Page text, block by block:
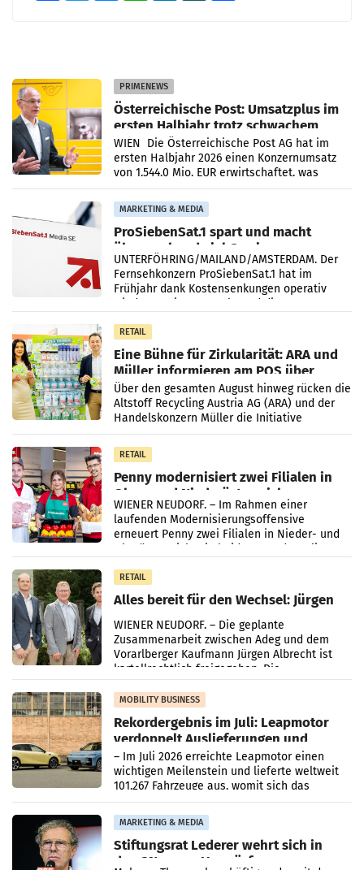
PRIMENEWS
Österreichische Post: Umsatzplus im
ersten Halbjahr trotz schwachem
Briefgeschäft
WIEN Die Österreichische Post AG hat im
ersten Halbjahr 2026 einen Konzernumsatz
von 1.544,0 Mio. EUR erwirtschaftet, was
einem Plus von 3,8 Prozent gegenüber dem
Vergleichszeitraum
MARKETING & MEDIA
ProSiebenSat.1 spart und macht
überraschend viel Gewinn
UNTERFÖHRING/MAILAND/AMSTERDAM. Der
Fernsehkonzern ProSiebenSat.1 hat im
Frühjahr dank Kostensenkungen operativ
wieder Gewinn gemacht und die
RETAIL
Eine Bühne für Zirkularität: ARA und
Müller informieren am POS über
Kreislauffähigkeit
Über den gesamten August hinweg rücken die
Altstoff Recycling Austria AG (ARA) und der
Handelskonzern Müller die Initiative
„Kreislauf-Helden“ in allen österreichischen
Müller-Filialen
RETAIL
Penny modernisiert zwei Filialen in
Ober- und Niederösterreich
WIENER NEUDORF. – Im Rahmen einer
laufenden Modernisierungsoffensive
erneuert Penny zwei Filialen in Nieder- und
Oberösterreich. Die beiden Standorte liegen
RETAIL
Alles bereit für den Wechsel: Jürgen
Albrecht setzt ab 1.1.2027 auf Adeg
WIENER NEUDORF. – Die geplante
Zusammenarbeit zwischen Adeg und dem
Vorarlberger Kaufmann Jürgen Albrecht ist
kartellrechtlich freigegeben: Die
Bundeswettbewerbsbehörde und der
Bundeskartellanwalt
MOBILITY BUSINESS
Rekordergebnis im Juli: Leapmotor
verdoppelt Auslieferungen und
überschreitet die 100.000er-Marke
– Im Juli 2026 erreichte Leapmotor einen
wichtigen Meilenstein und lieferte weltweit
101.267 Fahrzeuge aus, womit sich das
Ergebnis gegenüber Juli 2025 mehr als
verdoppelte (+102
MARKETING & MEDIA
Stiftungsrat Lederer wehrt sich in
den SN gegen Vorwürfe